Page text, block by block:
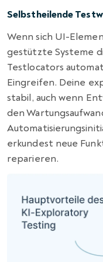
Selbstheilende
Wenn sich UI-
gestützte Systeme
Testlocators
Eingreifen. Deine
stabil, auch wenn
den
erkundest neue
reparieren.